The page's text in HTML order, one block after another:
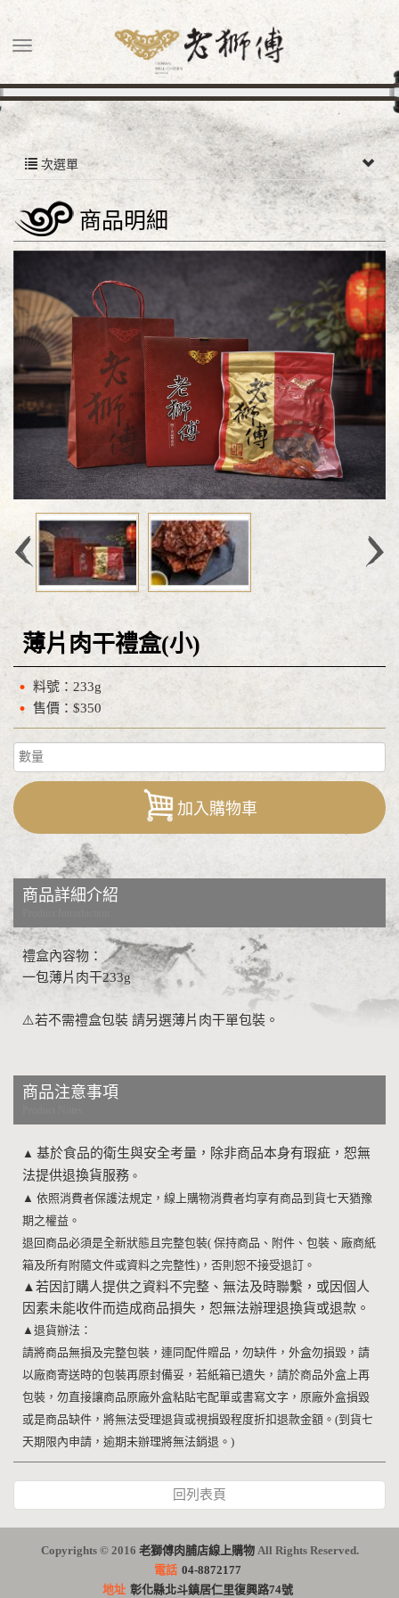
次選單
商品明細
薄片肉干禮盒(小)
料號：233g
售價：$350
加入購物車
商品詳細介紹
禮盒內容物：
一包薄片肉干233g
⚠️若不需禮盒包裝 請另選薄片肉干單包裝。
商品注意事項
▲ 基於食品的衛生與安全考量，除非商品本身有瑕疵，恕無
法提供退換貨服務 。
▲ 依照消費者保護法規定，線上購物消費者均享有商品到貨七天猶豫
期之權益。
退回商品必須是全新狀態且完整包裝( 保持商品、附件、包裝、廠商紙
箱及所有附隨文件或資料之完整性) ，否則恕不接受退訂。
▲ 若因訂購人提供之資料不完整、無法及時聯繫，或因個人
因素未能收件而造成商品損失，恕無法辦理退換貨或退款。
▲ 退貨辦法：
請將商品無損及完整包裝，連同配件贈品，勿缺件，外盒勿損毀，請
以廠商寄送時的包裝再原封備妥，若紙箱已遺失，請於商品外盒上再
包裝，勿直接讓商品原廠外盒粘貼宅配單或書寫文字，原廠外盒損毀
或是商品缺件，將無法受理退貨或視損毀程度折扣退款金額。 (到貨七
天期限內申請，逾期未辦理將無法銷退。 )
回列表頁
Copyrights © 2016 老獅傅肉脯店線上購物All Rights Reserved.
電話 04-8872177
地址 彰化縣北斗鎮居仁里復興路74號